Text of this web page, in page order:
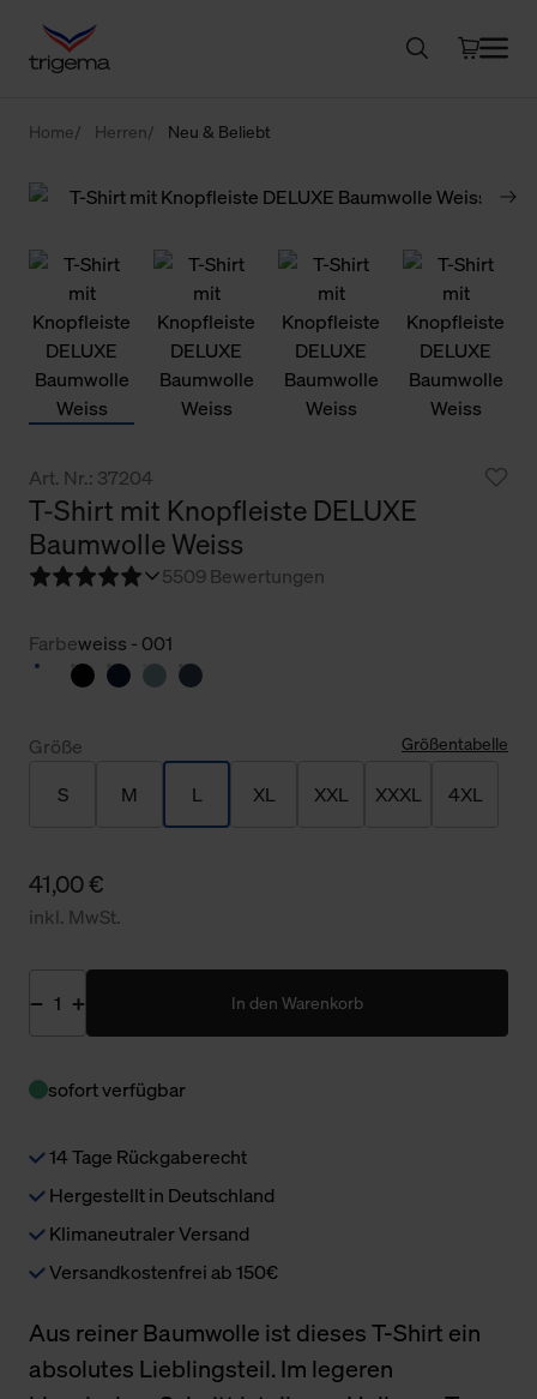
Home Herren Neu & Beliebt
Art. Nr.: 37204
T-Shirt mit Knopfleiste DELUXE
Baumwolle Weiss
5509 Bewertungen
Farbeweiss - 001
Größe Größentabelle
S M L XL XXL XXXL 4XL
41,00 €
inkl. MwSt.
In den Warenkorb
sofort verfügbar
14 Tage Rückgaberecht
Hergestellt in Deutschland
Klimaneutraler Versand
Versandkostenfrei ab 150€
Aus reiner Baumwolle ist dieses T-Shirt ein
absolutes Lieblingsteil. Im legeren